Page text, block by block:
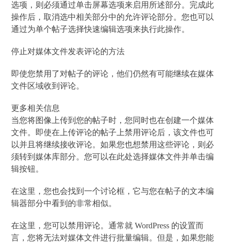
选项，则必须通过单击屏幕选项来启用所述部分。完成此
操作后，取消选中相关部分中的允许评论部分。您也可以
通过为单个帖子选择快速编辑选项来执行此操作。
停止对媒体文件发表评论的方法
即使您禁用了对帖子的评论，他们仍然有可能继续在媒体
文件区域收到评论。
更多相关信息
当您将图像上传到您的帖子时，您同时也在创建一个媒体
文件。即使在上传评论的帖子上禁用评论后，该文件也可
以并且将继续接收评论。如果您也想禁用这些评论，则必
须转到媒体库部分。您可以在此处选择媒体文件并单击编
辑按钮。
在这里，您也会找到一个讨论框，它与您在帖子的文本编
辑器部分中看到的非常相似。
在这里，您可以禁用评论。通常就 WordPress 的设置而
言，您将无法对媒体文件进行批量编辑。但是，如果您能